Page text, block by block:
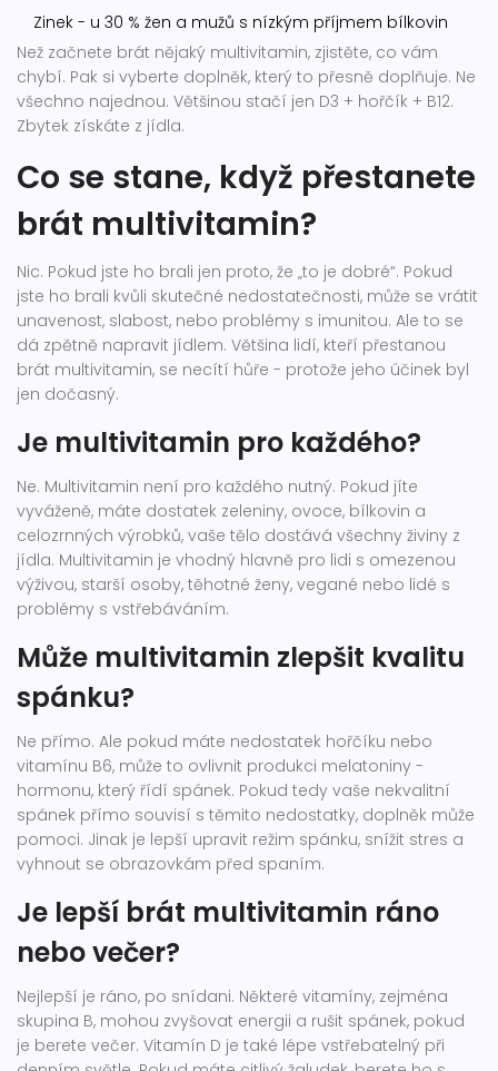
Zinek - u 30 % žen a mužů s nízkým příjmem bílkovin
Než začnete brát nějaký multivitamin, zjistěte, co vám
chybí. Pak si vyberte doplněk, který to přesně doplňuje. Ne
všechno najednou. Většinou stačí jen D3 + hořčík + B12.
Zbytek získáte z jídla.
Co se stane, když přestanete
brát multivitamin?
Nic. Pokud jste ho brali jen proto, že „to je dobré“. Pokud
jste ho brali kvůli skutečné nedostatečnosti, může se vrátit
unavenost, slabost, nebo problémy s imunitou. Ale to se
dá zpětně napravit jídlem. Většina lidí, kteří přestanou
brát multivitamin, se necítí hůře - protože jeho účinek byl
jen dočasný.
Je multivitamin pro každého?
Ne. Multivitamin není pro každého nutný. Pokud jíte
vyváženě, máte dostatek zeleniny, ovoce, bílkovin a
celozrnných výrobků, vaše tělo dostává všechny živiny z
jídla. Multivitamin je vhodný hlavně pro lidi s omezenou
výživou, starší osoby, těhotné ženy, vegané nebo lidé s
problémy s vstřebáváním.
Může multivitamin zlepšit kvalitu
spánku?
Ne přímo. Ale pokud máte nedostatek hořčíku nebo
vitamínu B6, může to ovlivnit produkci melatoniny -
hormonu, který řídí spánek. Pokud tedy vaše nekvalitní
spánek přímo souvisí s těmito nedostatky, doplněk může
pomoci. Jinak je lepší upravit režim spánku, snížit stres a
vyhnout se obrazovkám před spaním.
Je lepší brát multivitamin ráno
nebo večer?
Nejlepší je ráno, po snídani. Některé vitamíny, zejména
skupina B, mohou zvyšovat energii a rušit spánek, pokud
je berete večer. Vitamín D je také lépe vstřebatelný při